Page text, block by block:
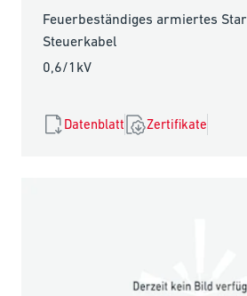
Feuerbeständiges armiertes
Steuerkabel
0,6/1kV
Datenblatt Zertifikate